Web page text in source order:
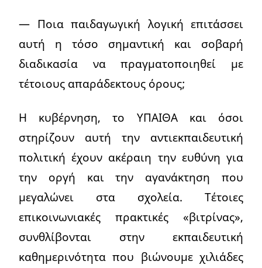
— Ποια παιδαγωγική λογική επιτάσσει
αυτή η τόσο σημαντική και σοβαρή
διαδικασία να πραγματοποιηθεί με
τέτοιους απαράδεκτους όρους;
Η κυβέρνηση, το ΥΠΑΙΘΑ και όσοι
στηρίζουν αυτή την αντιεκπαιδευτική
πολιτική έχουν ακέραιη την ευθύνη για
την οργή και την αγανάκτηση που
μεγαλώνει στα σχολεία. Τέτοιες
επικοινωνιακές πρακτικές «βιτρίνας»,
συνθλίβονται στην εκπαιδευτική
καθημερινότητα που βιώνουμε χιλιάδες